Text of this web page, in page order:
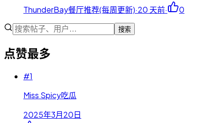
ThunderBay餐厅推荐(每周更新)·20 天前· 0
搜索
点赞最多
#1
Miss Spicy吃瓜
2025年3月20日